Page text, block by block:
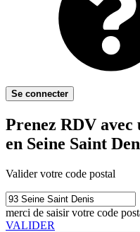
Se connecter
Prenez RDV
en Seine Saint
Valider votre code postal
merci de saisir votre code
VALIDER